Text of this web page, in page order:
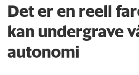
Det er en reell
kan undergrave
autonomi